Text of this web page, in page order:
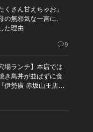
くさん甘えちゃお」
の無邪気な一言に、
た理由
9
場ランチ】本店では
き鳥丼が並ばずに食
伊勢廣 赤坂山王店』